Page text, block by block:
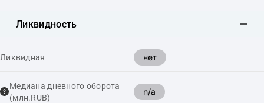
Ликвидность
Ликвидная нет
Медиана дневного оборота
(млн.RUB)
n/a